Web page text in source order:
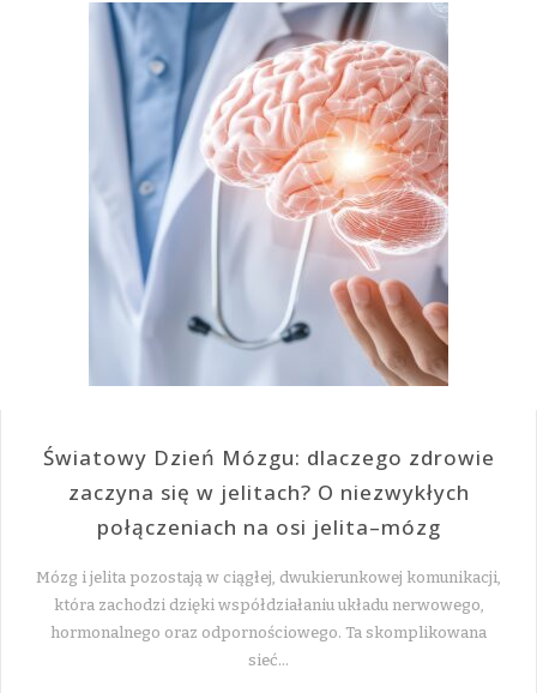
Światowy Dzień Mózgu: dlaczego zdrowie
zaczyna się w jelitach? O niezwykłych
połączeniach na osi jelita–mózg
Mózg i jelita pozostają w ciągłej, dwukierunkowej komunikacji,
która zachodzi dzięki współdziałaniu układu nerwowego,
hormonalnego oraz odpornościowego. Ta skomplikowana
sieć…